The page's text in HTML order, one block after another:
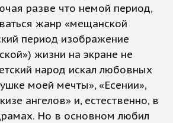
разве что немой период,
жанр «мещанской
период изображение
жизни на экране не
народ искал любовных
моей мечты», «Есении»,
ангелов» и, естественно, в
Но в основном любил